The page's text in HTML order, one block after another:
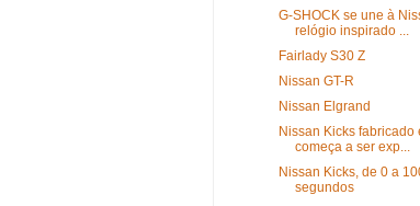
G-SHOCK se une à
relógio inspirado ...
Fairlady S30 Z
Nissan GT-R
Nissan Elgrand
Nissan Kicks fabricado
começa a ser exp...
Nissan Kicks, de 0 a
segundos